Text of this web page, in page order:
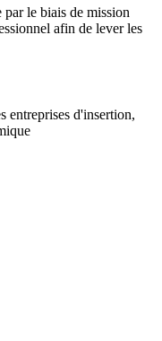
le biais de mission
afin de lever les
entreprises d'insertion,